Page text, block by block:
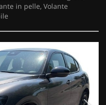
in pelle, Volante